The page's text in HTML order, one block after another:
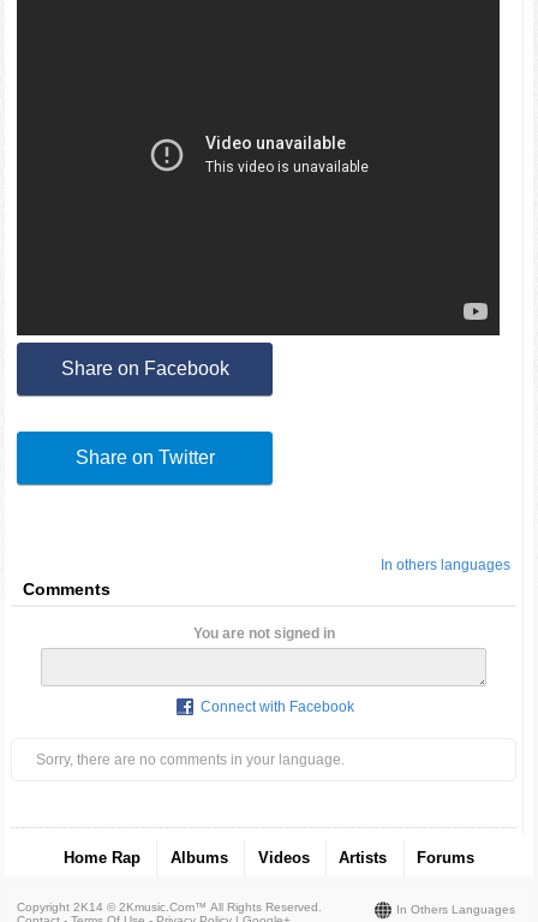
Share on Facebook
Share on Twitter
In others languages
Comments
You are not signed in
Connect with Facebook
Sorry, there are no comments in your language.
Home Rap Albums Videos Artists Forums
In Others Languages
Copyright 2K14 © 2Kmusic.com™All Rights Reserved.